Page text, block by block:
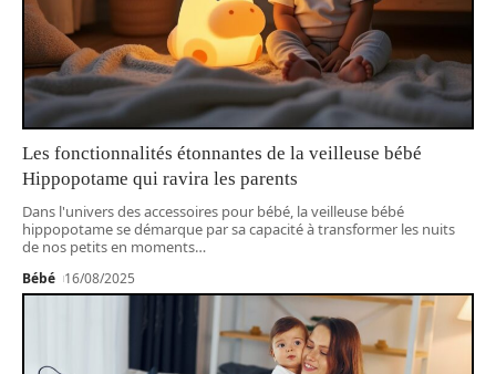
Les fonctionnalités étonnantes de la veilleuse bébé
Hippopotame qui ravira les parents
Dans l'univers des accessoires pour bébé, la veilleuse bébé
hippopotame se démarque par sa capacité à transformer les nuits
de nos petits en moments…
Bébé 16/08/2025